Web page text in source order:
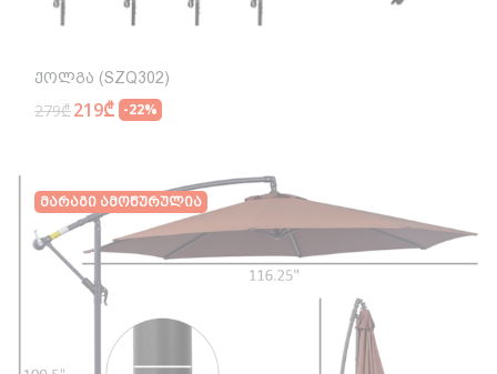
Ქოლგა (SZQ302)
279₾219₾ -22%
Მარაგი Ამოწურულია